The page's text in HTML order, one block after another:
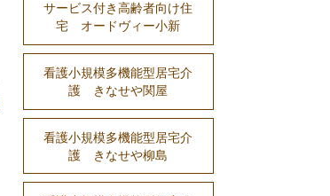
サービス付き高齢者向け住
宅 オードヴィー小新
看護小規模多機能型居宅介
護 きなせや関屋
看護小規模多機能型居宅介
護 きなせや柳島